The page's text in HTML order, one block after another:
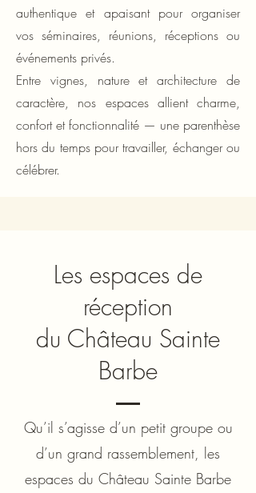
authentique et apaisant pour organiser
vos séminaires, réunions, réceptions ou
événements privés.
Entre vignes, nature et architecture de
caractère, nos espaces allient charme,
confort et fonctionnalité — une parenthèse
hors du temps pour travailler, échanger ou
célébrer.
Les espaces de
réception
du Château Sainte
Barbe
Qu’il s’agisse d’un petit groupe ou
d’un grand rassemblement, les
espaces du Château Sainte Barbe